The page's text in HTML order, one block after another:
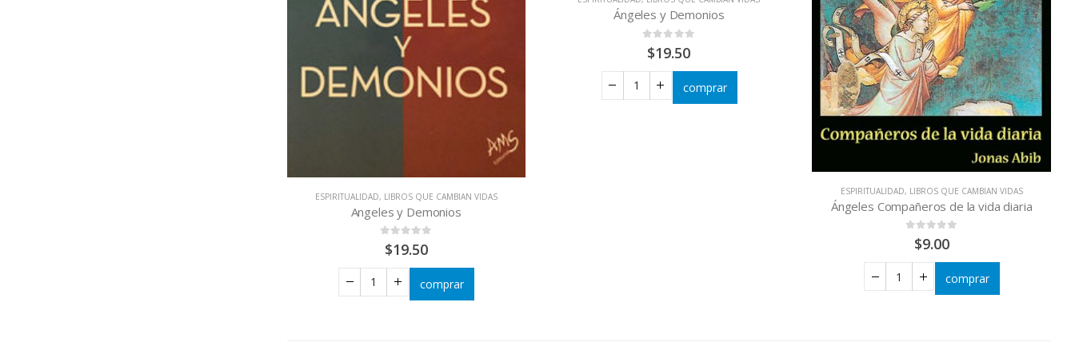
ESPIRITUALIDAD, LIBROS QUE CAMBIAN VIDAS
Angeles y Demonios
out of 5
$19.50
comprar
Ángeles y Demonios
out of 5
$19.50
comprar
ESPIRITUALIDAD, LIBROS QUE CAMBIAN VIDAS
Ángeles Compañeros de la vida diaria
out of 5
$9.00
comprar